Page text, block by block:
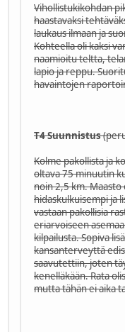
Vihollistukikohdan
haastavaksi
laukaus ilmaan ja
Kohteella oli kaksi
naamioitu teltta,
lapio ja reppu.
havaintojen
T4 Suunnistus
Kolme pakollista ja
oltava 75 minuutin
noin 2,5 km.
hidaskulkuisempi ja
vastaan pakollisia
eriarvoiseen
kilpailusta. Sopiva
kansanterveyttä
saavutettiin, joten
kenelläkään. Rata
mutta tähän ei aika